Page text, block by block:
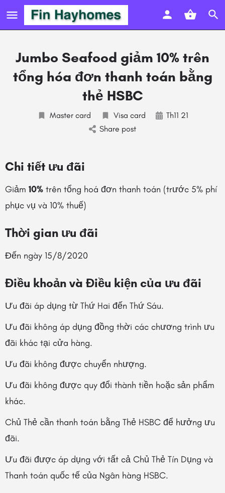
Jumbo Seafood giảm 10% trên
tổng hóa đơn thanh toán bằng
thẻ HSBC
Master card Visa card
Th11 21
Share post
Chi tiết ưu đãi
Giảm 10% trên tổng hoá đơn thanh toán (trước 5% phí
phục vụ và 10% thuế)
Thời gian ưu đãi
Đến ngày 15/8/2020
Điều khoản và Điều kiện của ưu đãi
Ưu đãi áp dụng từ Thứ Hai đến Thứ Sáu.
Ưu đãi không áp dụng đồng thời các chương trình ưu
đãi khác tại cửa hàng.
Ưu đãi không được chuyển nhượng.
Ưu đãi không được quy đổi thành tiền hoặc sản phẩm
khác.
Chủ Thẻ cần thanh toán bằng Thẻ HSBC để hưởng ưu
đãi.
Ưu đãi được áp dụng với tất cả Chủ Thẻ Tín Dụng và
Thanh toán quốc tế của Ngân hàng HSBC.